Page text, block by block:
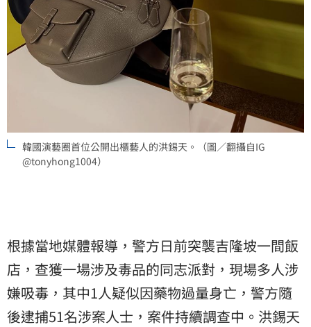
韓國演藝圈首位公開出櫃藝人的洪錫天。（圖／翻攝自IG
@tonyhong1004）
根據當地媒體報導，警方日前突襲吉隆坡一間飯
店，查獲一場涉及毒品的同志派對，現場多人涉
嫌吸毒，其中1人疑似因藥物過量身亡，警方隨
後逮捕51名涉案人士，案件持續調查中。洪錫天